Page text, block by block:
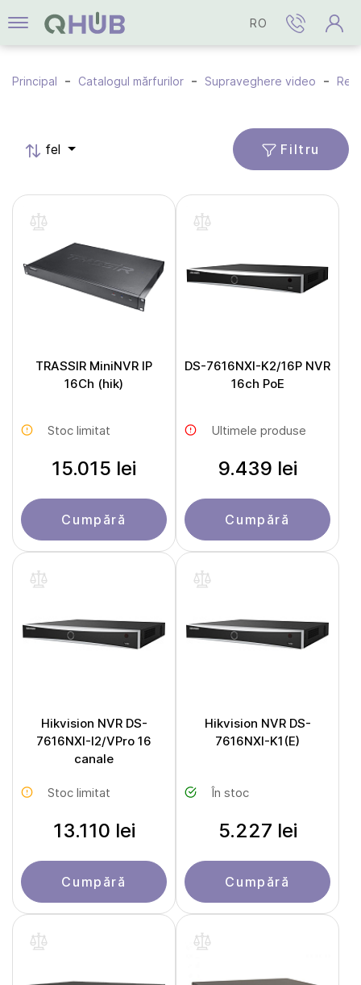
RO
Principal Catalogul mărfurilor Supraveghere video
fel Filtru
TRASSIR MiniNVR IP
16Ch (hik)
Stoc limitat
15.015 lei
Cumpără
DS-7616NXI-K2/16P NVR
16ch PoE
Ultimele produse
9.439 lei
Cumpără
Hikvision NVR DS-
7616NXI-I2/VPro 16
canale
Stoc limitat
13.110 lei
Cumpără
Hikvision NVR DS-
7616NXI-K1(E)
În stoc
5.227 lei
Cumpără